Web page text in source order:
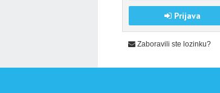
Prijava
Zaboravili ste lozinku?